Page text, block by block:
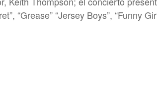
“Grease” “Jersey Boys”, “Funny